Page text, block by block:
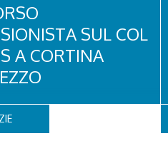
SUL COL
A CORTINA
dopo aver perso la traccia
il sentiero del Col dei Bos.